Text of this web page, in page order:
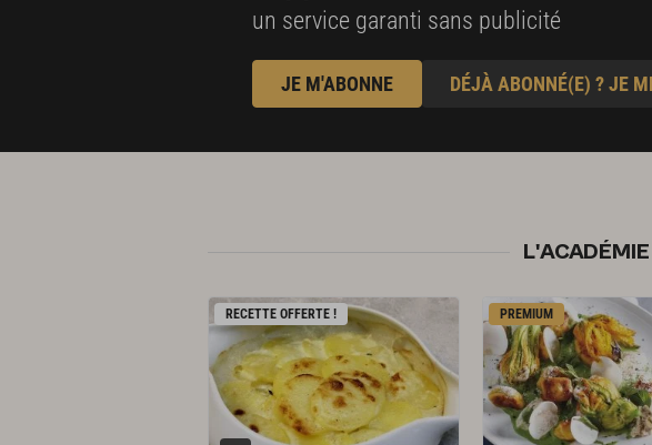
un service garanti sans publicité
JE M'ABONNE DÉJÀ ABONNÉ(E) ? JE
RECETTE OFFERTE ! PREMIUM